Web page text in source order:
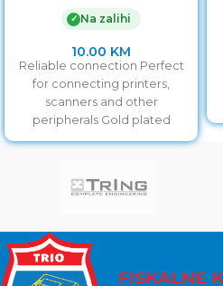
AMBM-15
✓ Na zalihi
10.00 KM
Reliable connection Perfect
for connecting printers,
scanners and other
peripherals Gold plated
contacts